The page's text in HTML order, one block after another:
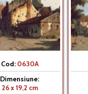
Cod: 0630A
Dimensiune:
26 x 19,2 cm